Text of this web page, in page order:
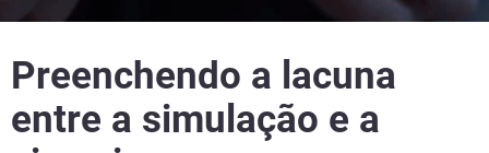
Preenchendo a lacuna
entre a simulação e a